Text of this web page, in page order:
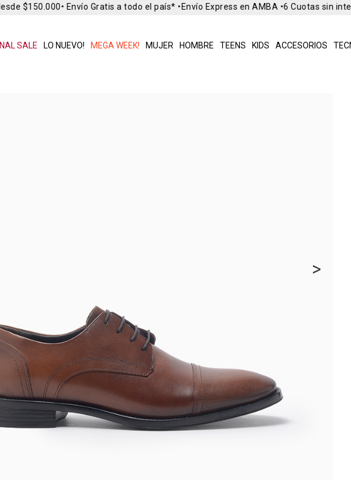
SALE LO NUEVO! MEGA WEEK! MUJER HOMBRE TEENS KIDS ACCESORIOS
$150.000• Envío Gratis a todo el país* •Envío Express en AMBA •6 Cuotas sin
>